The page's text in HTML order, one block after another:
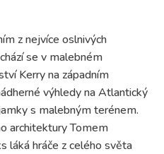
z nejvíce oslnivých
se v malebném
Kerry na západním
výhledy na Atlantický
s malebným terénem.
architektury Tomem
láká hráče z celého světa